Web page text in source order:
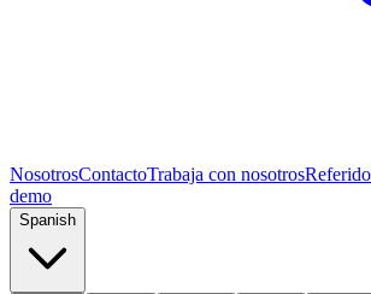
NosotrosContactoTrabaja con nosotros
demo
Spanish